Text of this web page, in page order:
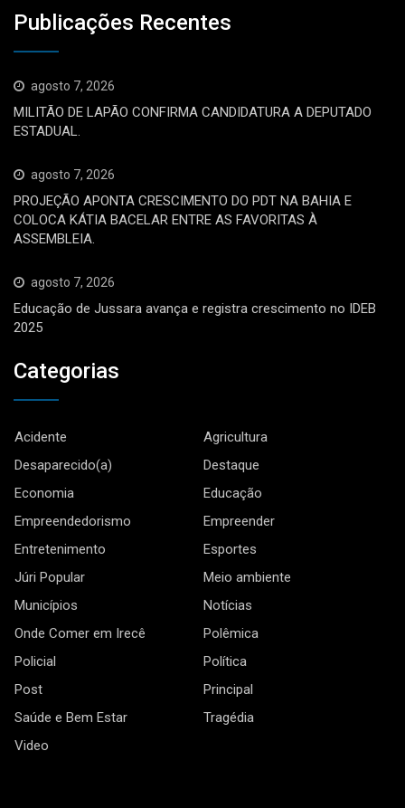
Publicações Recentes
agosto 7, 2026
MILITÃO DE LAPÃO CONFIRMA CANDIDATURA A DEPUTADO
ESTADUAL.
agosto 7, 2026
PROJEÇÃO APONTA CRESCIMENTO DO PDT NA BAHIA E
COLOCA KÁTIA BACELAR ENTRE AS FAVORITAS À
ASSEMBLEIA.
agosto 7, 2026
Educação de Jussara avança e registra crescimento no IDEB
2025
Categorias
Acidente
Agricultura
Desaparecido(a)
Destaque
Economia
Educação
Empreendedorismo
Empreender
Entretenimento
Esportes
Júri Popular
Meio ambiente
Municípios
Notícias
Onde Comer em Irecê
Polêmica
Policial
Política
Post
Principal
Saúde e Bem Estar
Tragédia
Video